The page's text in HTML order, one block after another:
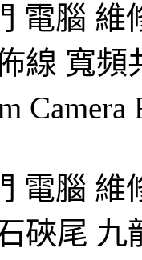
電腦 維
線 寬頻
電腦
硤尾